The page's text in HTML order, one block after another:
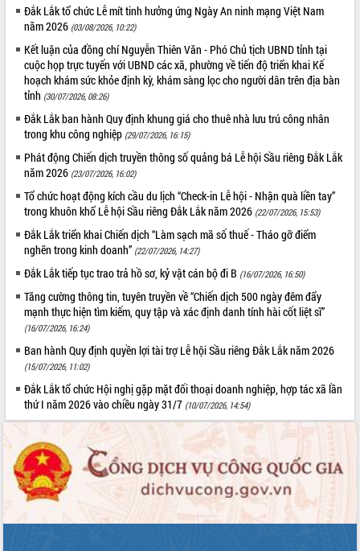
LIÊN KẾT WEB
THỐNG KÊ TRUY CẬP
28114
Tất cả: 66073437
Đắk Lắk tổ chức Lễ mít tinh hưởng ứng Ngày An ninh mạng Việt Nam
năm 2026 (03/08/2026, 10:22)
Kết luận của đồng chí Nguyễn Thiên Văn - Phó Chủ tịch UBND tỉnh tại
cuộc họp trực tuyến với UBND các xã, phường về tiến độ triển khai Kế
hoạch khám sức khỏe định kỳ, khám sàng lọc cho người dân trên địa bàn
tỉnh (30/07/2026, 08:26)
Đắk Lắk ban hành Quy định khung giá cho thuê nhà lưu trú công nhân
trong khu công nghiệp (29/07/2026, 16:15)
Phát động Chiến dịch truyền thông số quảng bá Lễ hội Sầu riêng Đắk Lắk
năm 2026 (23/07/2026, 16:02)
Tổ chức hoạt động kích cầu du lịch “Check-in Lễ hội - Nhận quà liền tay”
trong khuôn khổ Lễ hội Sầu riêng Đắk Lắk năm 2026 (22/07/2026, 15:53)
Đắk Lắk triển khai Chiến dịch “Làm sạch mã số thuế - Tháo gỡ điểm
nghẽn trong kinh doanh” (22/07/2026, 14:27)
Đắk Lắk tiếp tục trao trả hồ sơ, kỷ vật cán bộ đi B (16/07/2026, 16:50)
Tăng cường thông tin, tuyên truyền về “Chiến dịch 500 ngày đêm đẩy
mạnh thực hiện tìm kiếm, quy tập và xác định danh tính hài cốt liệt sĩ”
(16/07/2026, 16:24)
Ban hành Quy định quyền lợi tài trợ Lễ hội Sầu riêng Đắk Lắk năm 2026
(15/07/2026, 11:02)
Đắk Lắk tổ chức Hội nghị gặp mặt đối thoại doanh nghiệp, hợp tác xã lần
thứ I năm 2026 vào chiều ngày 31/7 (10/07/2026, 14:54)